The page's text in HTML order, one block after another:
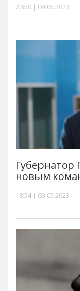
20:50 | 04.05.2023
Губернатор
новым
18:54 | 03.05.2023